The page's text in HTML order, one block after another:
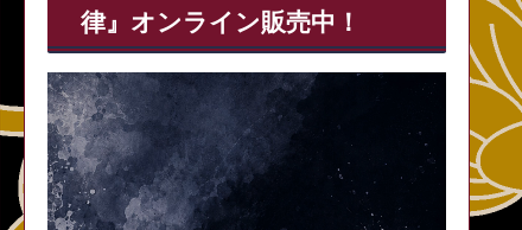
律』オンライン販売中！
動
画
プ
レ